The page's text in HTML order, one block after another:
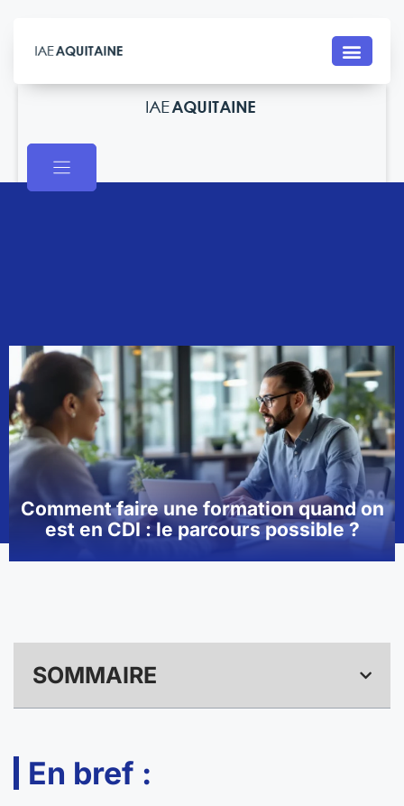
Comment faire une formation quand on
est en CDI : le parcours possible ?
SOMMAIRE
En bref :